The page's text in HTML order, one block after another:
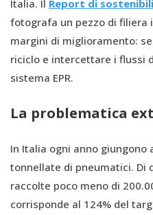
Italia. Il Report di
fotografa un pezzo di filiera
margini di miglioramento:
riciclo e intercettare i flussi
sistema EPR.
La problematica
In Italia ogni anno giungono
tonnellate di pneumatici. Di
raccolte poco meno di
corrisponde al 124% del